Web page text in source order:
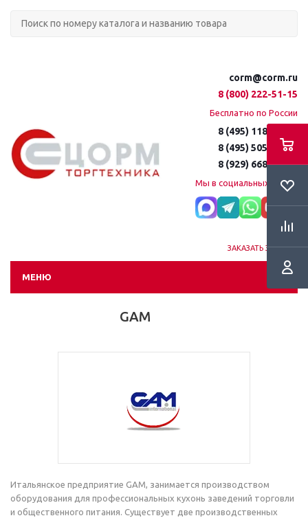
corm@corm.ru
8 (800) 222-51-15
Бесплатно по России
8 (495) 118-61-16
8 (495) 505-51-15
8 (929) 668-95-35
Мы в социальных сетях:
ЗАКАЗАТЬ ЗВОНОК
МЕНЮ
GAM
Итальянское предприятие GAM, занимается производством
оборудования для профессиональных кухонь заведений торговли
и общественного питания. Существует две производственных